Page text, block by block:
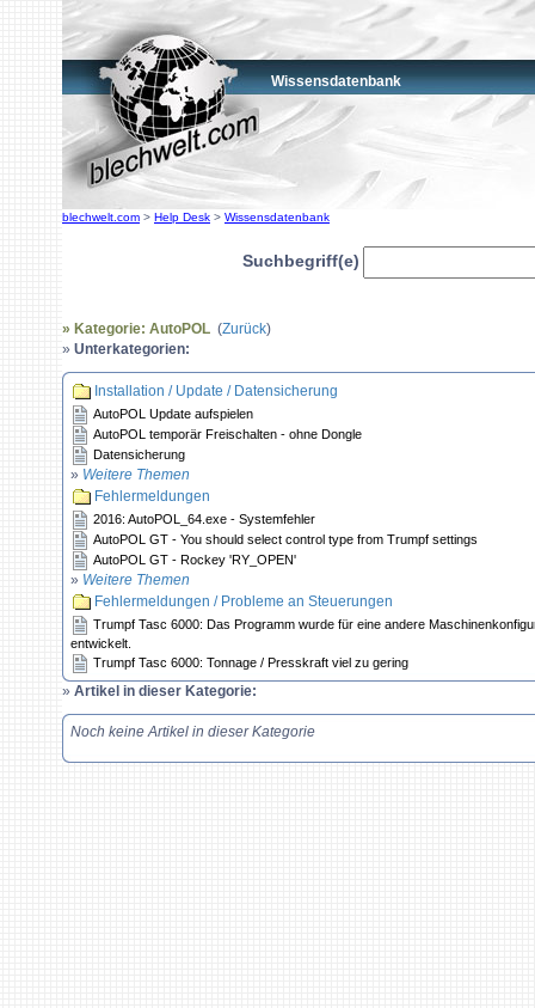
Wissensdatenbank
blechwelt.com > Help Desk > Wissensdatenbank
Suchbegriff(e)
» Kategorie: AutoPOL (Zurück)
» Unterkategorien:
Installation / Update / Datensicherung
AutoPOL Update aufspielen
AutoPOL temporär Freischalten - ohne Dongle
Datensicherung
» Weitere Themen
Fehlermeldungen
2016: AutoPOL_64.exe - Systemfehler
AutoPOL GT - You should select control type from Trumpf settings
AutoPOL GT - Rockey 'RY_OPEN'
» Weitere Themen
Fehlermeldungen / Probleme an Steuerungen
Trumpf Tasc 6000: Das Programm wurde für eine andere
entwickelt.
Trumpf Tasc 6000: Tonnage / Presskraft viel zu gering
» Artikel in dieser Kategorie:
Noch keine Artikel in dieser Kategorie